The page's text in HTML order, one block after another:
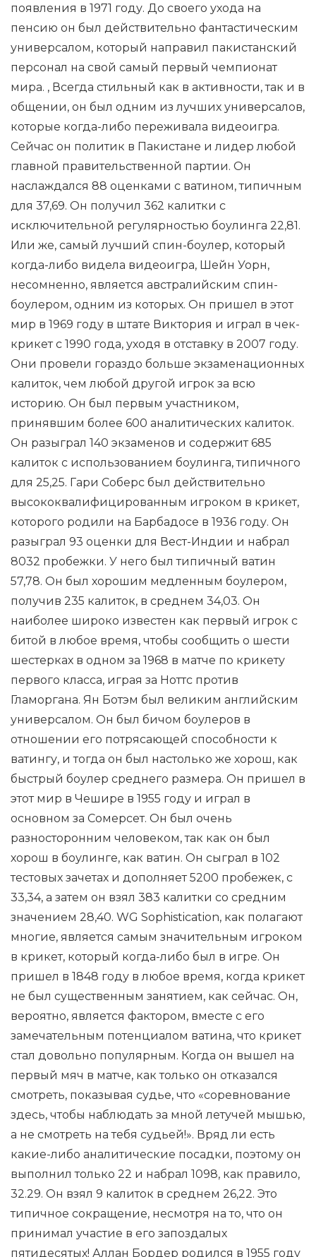
появления в 1971 году. До своего ухода на
пенсию он был действительно фантастическим
универсалом, который направил пакистанский
персонал на свой самый первый чемпионат
мира. , Всегда стильный как в активности, так и в
общении, он был одним из лучших универсалов,
которые когда-либо переживала видеоигра.
Сейчас он политик в Пакистане и лидер любой
главной правительственной партии. Он
наслаждался 88 оценками с ватином, типичным
для 37,69. Он получил 362 калитки с
исключительной регулярностью боулинга 22,81.
Или же, самый лучший спин-боулер, который
когда-либо видела видеоигра, Шейн Уорн,
несомненно, является австралийским спин-
боулером, одним из которых. Он пришел в этот
мир в 1969 году в штате Виктория и играл в чек-
крикет с 1990 года, уходя в отставку в 2007 году.
Они провели гораздо больше экзаменационных
калиток, чем любой другой игрок за всю
историю. Он был первым участником,
принявшим более 600 аналитических калиток.
Он разыграл 140 экзаменов и содержит 685
калиток с использованием боулинга, типичного
для 25,25. Гари Соберс был действительно
высококвалифицированным игроком в крикет,
которого родили на Барбадосе в 1936 году. Он
разыграл 93 оценки для Вест-Индии и набрал
8032 пробежки. У него был типичный ватин
57,78. Он был хорошим медленным боулером,
получив 235 калиток, в среднем 34,03. Он
наиболее широко известен как первый игрок с
битой в любое время, чтобы сообщить о шести
шестерках в одном за 1968 в матче по крикету
первого класса, играя за Ноттс против
Гламоргана. Ян Ботэм был великим английским
универсалом. Он был бичом боулеров в
отношении его потрясающей способности к
ватингу, и тогда он был настолько же хорош, как
быстрый боулер среднего размера. Он пришел в
этот мир в Чешире в 1955 году и играл в
основном за Сомерсет. Он был очень
разносторонним человеком, так как он был
хорош в боулинге, как ватин. Он сыграл в 102
тестовых зачетах и ​​дополняет 5200 пробежек, с
33,34, а затем он взял 383 калитки со средним
значением 28,40. WG Sophistication, как полагают
многие, является самым значительным игроком
в крикет, который когда-либо был в игре. Он
пришел в 1848 году в любое время, когда крикет
не был существенным занятием, как сейчас. Он,
вероятно, является фактором, вместе с его
замечательным потенциалом ватина, что крикет
стал довольно популярным. Когда он вышел на
первый мяч в матче, как только он отказался
смотреть, показывая судье, что «соревнование
здесь, чтобы наблюдать за мной летучей мышью,
а не смотреть на тебя судьей!». Вряд ли есть
какие-либо аналитические посадки, поэтому он
выполнил только 22 и набрал 1098, как правило,
32.29. Он взял 9 калиток в среднем 26,22. Это
типичное сокращение, несмотря на то, что он
принимал участие в его запоздалых
пятидесятых! Аллан Бордер родился в 1955 году